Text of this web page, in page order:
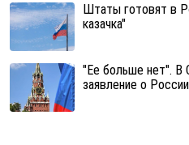
Штаты готовят в
казачка"
"Ее больше нет".
заявление о России